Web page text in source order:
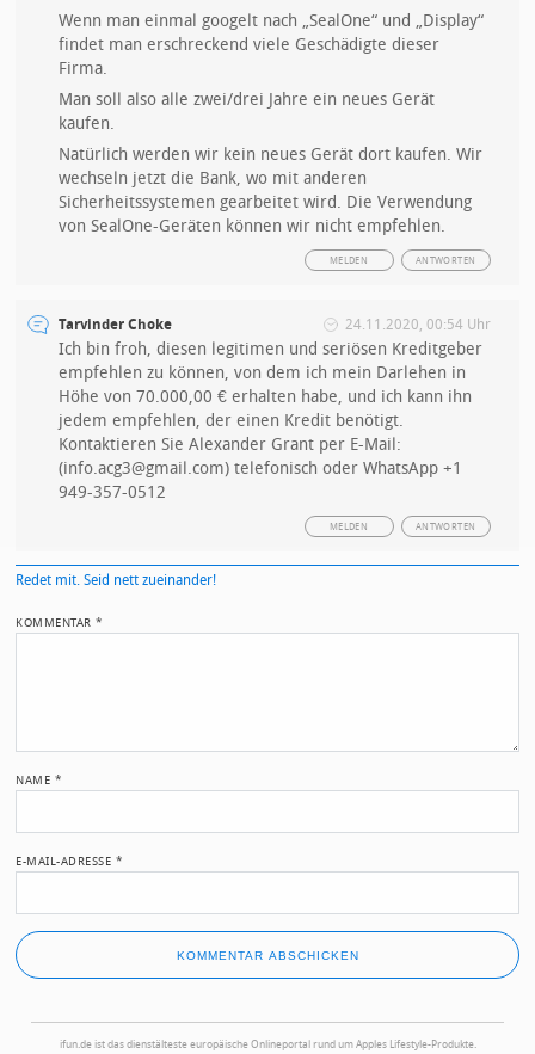
Wenn man einmal googelt nach „SealOne“ und „Display“
findet man erschreckend viele Geschädigte dieser
Firma.
Man soll also alle zwei/drei Jahre ein neues Gerät
kaufen.
Natürlich werden wir kein neues Gerät dort kaufen. Wir
wechseln jetzt die Bank, wo mit anderen
Sicherheitssystemen gearbeitet wird. Die Verwendung
von SealOne-Geräten können wir nicht empfehlen.
ANTWORTEN
MELDEN
Tarvinder Choke 24.11.2020, 00:54 Uhr
Ich bin froh, diesen legitimen und seriösen Kreditgeber
empfehlen zu können, von dem ich mein Darlehen in
Höhe von 70.000,00 € erhalten habe, und ich kann ihn
jedem empfehlen, der einen Kredit benötigt.
Kontaktieren Sie Alexander Grant per E-Mail:
(info.acg3@gmail.com) telefonisch oder WhatsApp +1
949-357-0512
ANTWORTEN
MELDEN
Redet mit. Seid nett zueinander!
KOMMENTAR*
NAME *
E-MAIL-ADRESSE *
ifun.de ist das dienstälteste europäische Onlineportal rund um Apples Lifestyle-Produkte.